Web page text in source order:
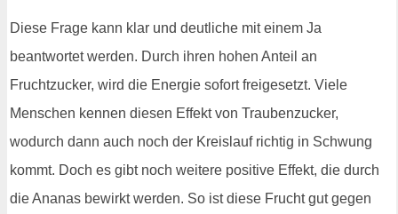
Diese Frage kann klar und deutliche mit einem Ja
beantwortet werden. Durch ihren hohen Anteil an
Fruchtzucker, wird die Energie sofort freigesetzt. Viele
Menschen kennen diesen Effekt von Traubenzucker,
wodurch dann auch noch der Kreislauf richtig in Schwung
kommt. Doch es gibt noch weitere positive Effekt, die durch
die Ananas bewirkt werden. So ist diese Frucht gut gegen